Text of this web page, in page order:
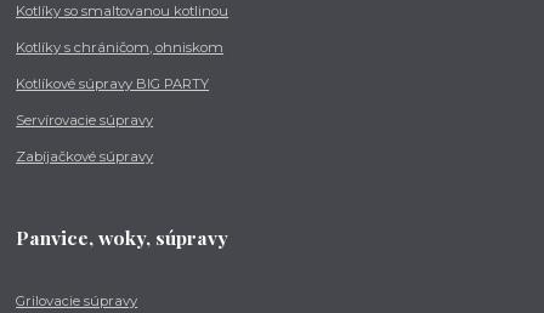
Kotlíky so smaltovanou kotlinou
Kotlíky s chráničom, ohniskom
Kotlíkové súpravy BIG PARTY
Servírovacie súpravy
Zabíjačkové súpravy
Panvice, woky, súpravy
Grilovacie súpravy